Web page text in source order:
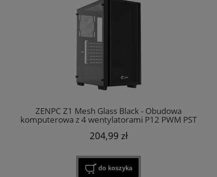
ZENPC Z1 Mesh Glass Black - Obudowa
komputerowa z 4 wentylatorami P12 PWM PST
120mm
204,99 zł
do koszyka